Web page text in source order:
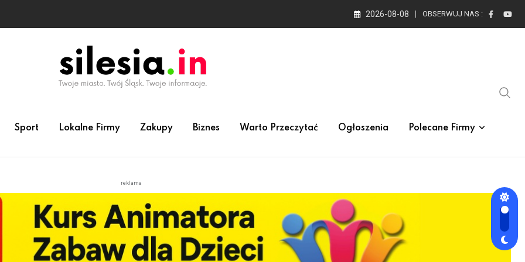
2026-08-08 OBSERWUJ NAS :
Sport Lokalne Firmy Zakupy Biznes Warto Przeczytać Ogłoszenia Polecane Firmy
reklama